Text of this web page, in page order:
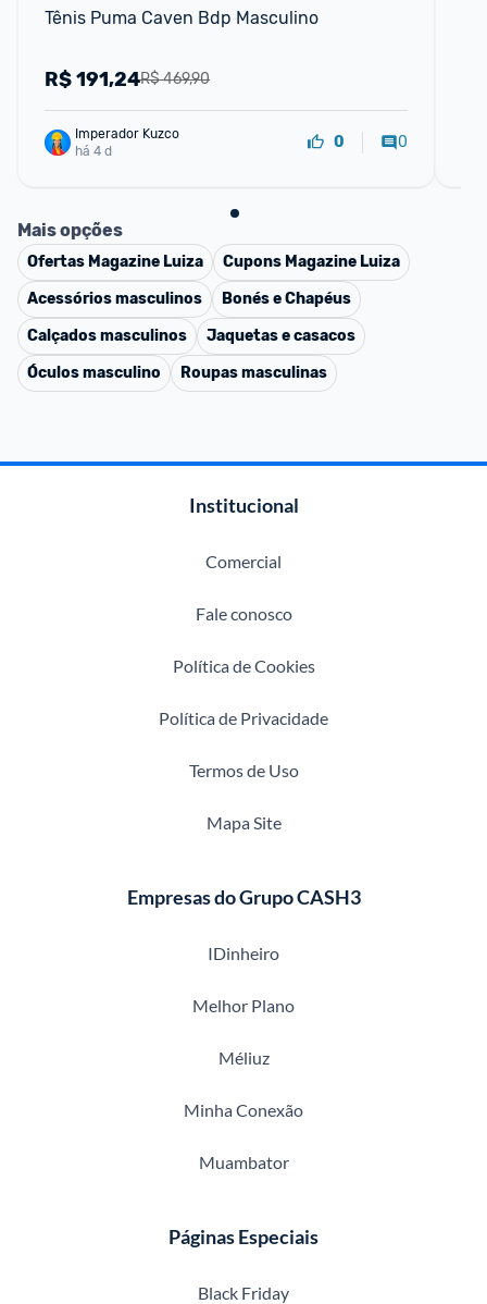
Tênis Puma Caven Bdp Masculino
R$ 469,90
R$191,24
Imperador Kuzco
há 4 d
0 0
Mais opções
Ofertas Magazine Luiza Cupons Magazine Luiza
Acessórios masculinos
Bonés e Chapéus
Calçados masculinos
Jaquetas e casacos
Óculos masculino
Roupas masculinas
Institucional
Comercial
Fale conosco
Política de Cookies
Política de Privacidade
Termos de Uso
Mapa Site
Empresas do Grupo CASH3
IDinheiro
Melhor Plano
Méliuz
Minha Conexão
Muambator
Páginas Especiais
Black Friday